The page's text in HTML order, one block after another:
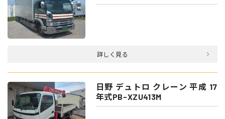
詳しく見る
日野 デュトロ クレーン 平成 17
年式PB-XZU413M